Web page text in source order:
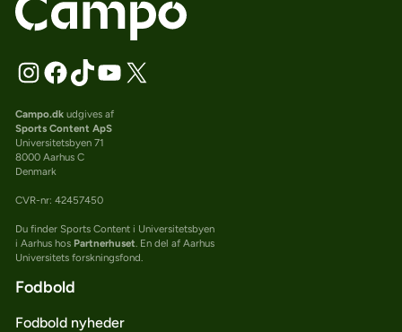
Campo.dkudgives af
Sports Content ApS
Universitetsbyen 71
8000 Aarhus C
Denmark
CVR-nr: 42457450
Du finder Sports Content i Universitetsbyen
i Aarhus hos Partnerhuset. En del af Aarhus
Universitets forskningsfond.
Fodbold
Fodbold nyheder